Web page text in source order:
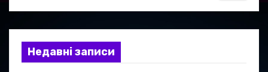
Недавні записи